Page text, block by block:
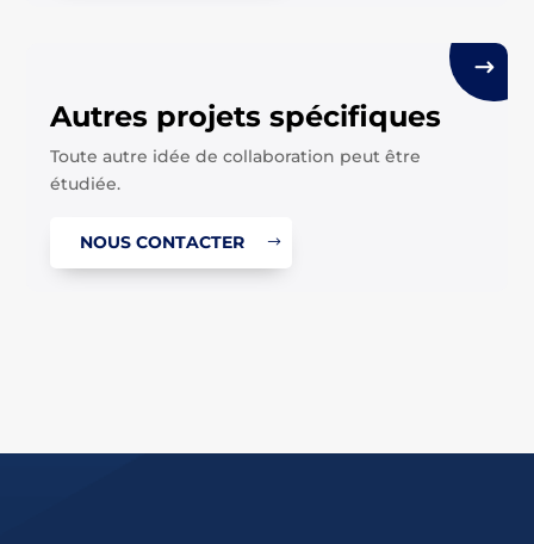
Autres projets spécifiques
Toute autre idée de collaboration peut être
étudiée.
NOUS CONTACTER